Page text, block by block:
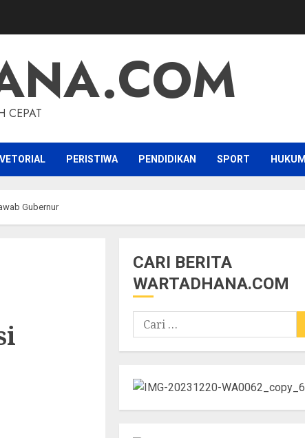
CEPAT
PERISTIWA PENDIDIKAN SPORT HUKUM
Gubernur
CARI BERITA
WARTADHANA.COM
Cari
untuk: